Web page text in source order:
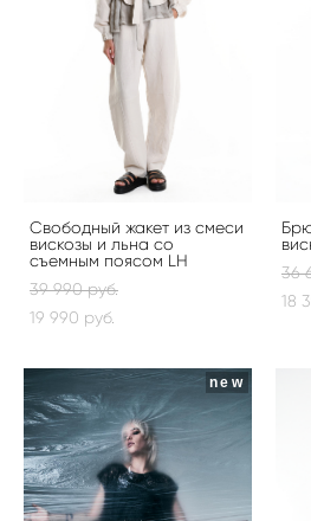
Свободный жакет из смеси
вискозы и льна со
съемным поясом LH
39 990 pуб.
19 990 pуб.
36
18
new